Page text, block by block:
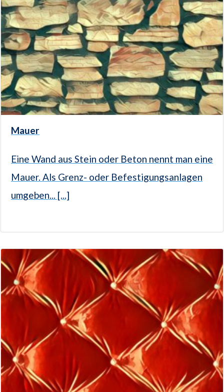
Mauer
Eine Wand aus Stein oder Beton nennt man eine
Mauer. Als Grenz- oder Befestigungsanlagen
umgeben... [...]